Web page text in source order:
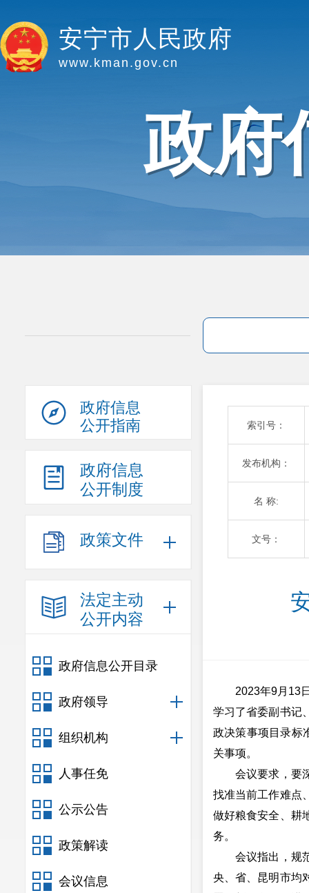
安宁市人民政府
www.kman.gov.cn
政府
政府信息
公开指南
政府信息
公开制度
政策文件
法定主动
公开内容
政府信息公开目录
政府领导
组织机构
人事任免
公示公告
政策解读
会议信息
索引号：
发布机构：
名 称:
文号：
2023年9月13日
学习了省委副书记
政决策事项目录标
关事项。
会议要求，要深
找准当前工作难点
做好粮食安全、耕
务。
会议指出，规范
央、省、昆明市均